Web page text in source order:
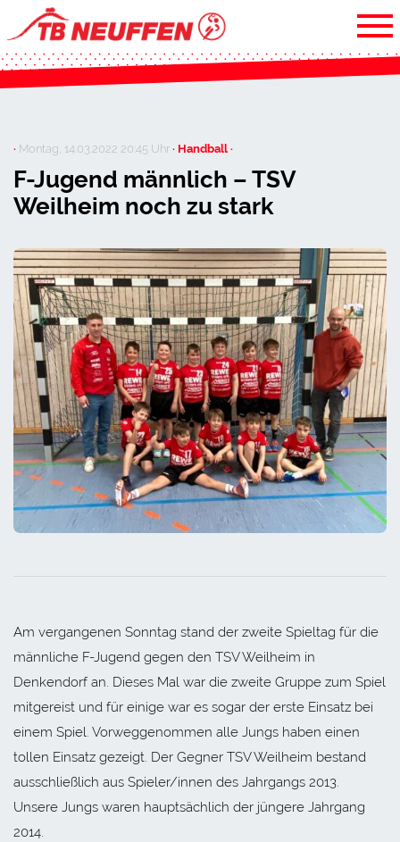
· Montag, 14.03.2022 20:45 Uhr· Handball ·
F-Jugend männlich – TSV
Weilheim noch zu stark
Am vergangenen Sonntag stand der zweite Spieltag für die
männliche F-Jugend gegen den TSV Weilheim in
Denkendorf an. Dieses Mal war die zweite Gruppe zum Spiel
mitgereist und für einige war es sogar der erste Einsatz bei
einem Spiel. Vorweggenommen alle Jungs haben einen
tollen Einsatz gezeigt. Der Gegner TSV Weilheim bestand
ausschließlich aus Spieler/innen des Jahrgangs 2013.
Unsere Jungs waren hauptsächlich der jüngere Jahrgang
2014.